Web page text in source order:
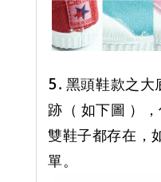
5. 黑頭鞋款之大
跡（ 如下圖 ）
雙鞋子都存在，
單。